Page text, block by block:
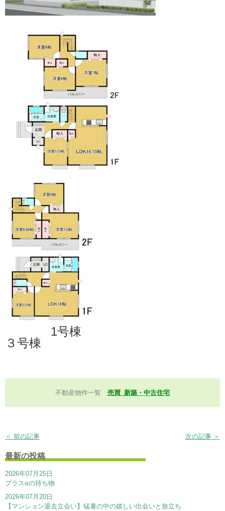
1号棟
３号棟
不動産物件一覧 売買_新築・中古住宅
＜ 前の記事 次の記事 ＞
最新の投稿
2026年07月25日
プラスαの持ち物
2026年07月20日
【マンション退去立会い】猛暑の中の嬉しい出会いと旅立ち